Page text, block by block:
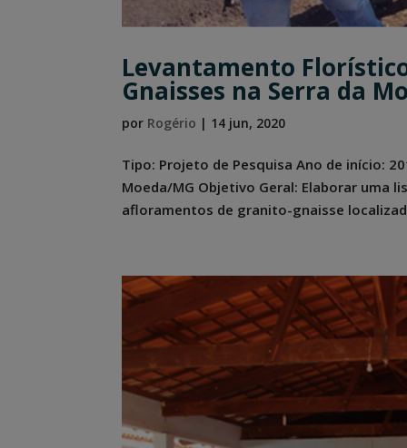
Levantamento
Gnaisses na Serra da
por Rogério | 14 jun, 2020
Tipo: Projeto de Pesquisa Ano de início:
Moeda/MG Objetivo Geral: Elaborar uma
afloramentos de granito-gnaisse